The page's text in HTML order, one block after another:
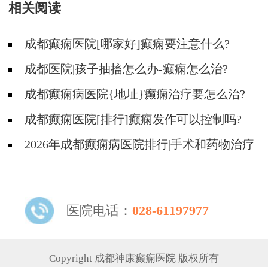
相关阅读
成都癫痫医院[哪家好]癫痫要注意什么?
成都医院|孩子抽搐怎么办-癫痫怎么治?
成都癫痫病医院{地址}癫痫治疗要怎么治?
成都癫痫医院[排行]癫痫发作可以控制吗?
2026年成都癫痫病医院排行|手术和药物治疗
医院电话： 028-61197977
Copyright 成都神康癫痫医院 版权所有